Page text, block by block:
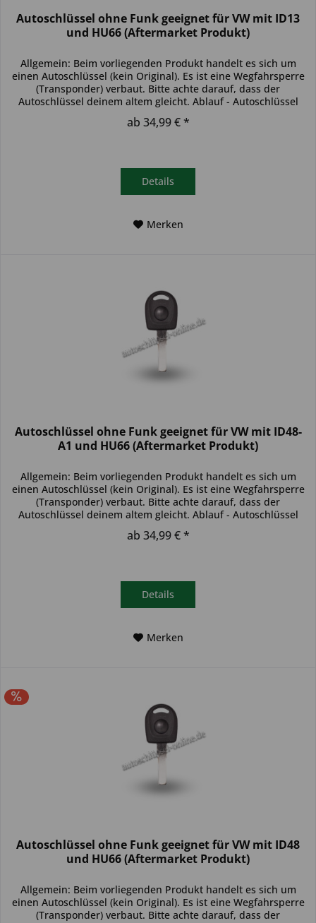
Autoschlüssel ohne Funk geeignet für VW mit ID13
und HU66 (Aftermarket Produkt)
Allgemein: Beim vorliegenden Produkt handelt es sich um
einen Autoschlüssel (kein Original). Es ist eine Wegfahrsperre
(Transponder) verbaut. Bitte achte darauf, dass der
Autoschlüssel deinem altem gleicht. Ablauf - Autoschlüssel
ab 34,99 € *
Details
Merken
Autoschlüssel ohne Funk geeignet für VW mit ID48-
A1 und HU66 (Aftermarket Produkt)
Allgemein: Beim vorliegenden Produkt handelt es sich um
einen Autoschlüssel (kein Original). Es ist eine Wegfahrsperre
(Transponder) verbaut. Bitte achte darauf, dass der
Autoschlüssel deinem altem gleicht. Ablauf - Autoschlüssel
ab 34,99 € *
Details
Merken
Autoschlüssel ohne Funk geeignet für VW mit ID48
und HU66 (Aftermarket Produkt)
Allgemein: Beim vorliegenden Produkt handelt es sich um
einen Autoschlüssel (kein Original). Es ist eine Wegfahrsperre
(Transponder) verbaut. Bitte achte darauf, dass der